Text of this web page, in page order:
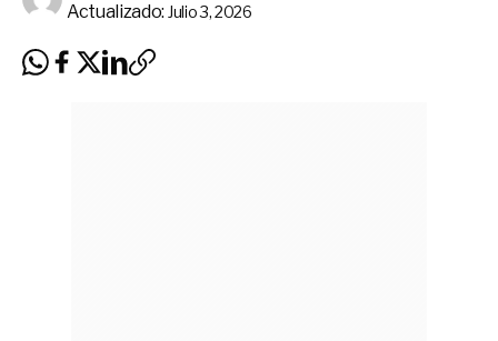
Actualizado: Julio 3, 2026